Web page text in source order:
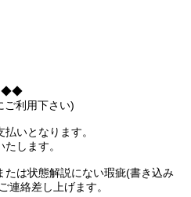
◆◆
ご利用下さい)
いとなります。
します。
は状態解説にない瑕疵(書き込み
連絡差し上げます。